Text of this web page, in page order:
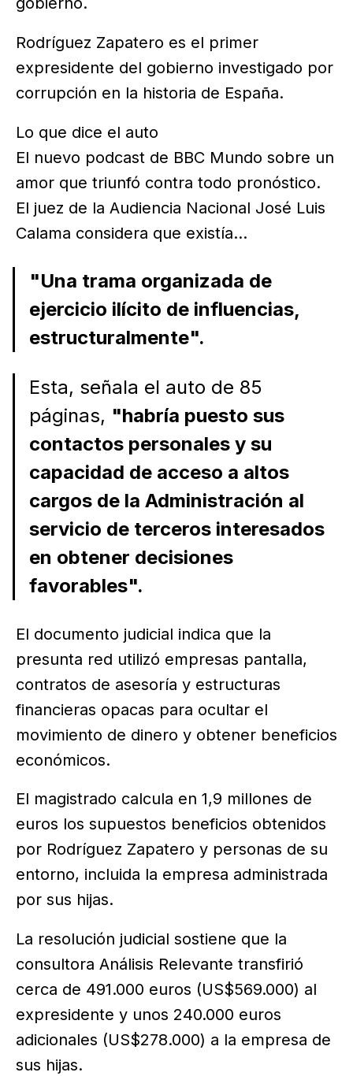
Rodríguez Zapatero es el primer
expresidente del gobierno investigado por
corrupción en la historia de España.
Lo que dice el auto
El nuevo podcast de BBC Mundo sobre un
amor que triunfó contra todo pronóstico.
El juez de la Audiencia Nacional José Luis
Calama considera que existía...
"Una trama organizada de
ejercicio ilícito de influencias,
estructuralmente".
Esta, señala el auto de 85
páginas, "habría puesto sus
contactos personales y su
capacidad de acceso a altos
cargos de la Administración al
servicio de terceros interesados
en obtener decisiones
favorables".
El documento judicial indica que la
presunta red utilizó empresas pantalla,
contratos de asesoría y estructuras
financieras opacas para ocultar el
movimiento de dinero y obtener beneficios
económicos.
El magistrado calcula en 1,9 millones de
euros los supuestos beneficios obtenidos
por Rodríguez Zapatero y personas de su
entorno, incluida la empresa administrada
por sus hijas.
La resolución judicial sostiene que la
consultora Análisis Relevante transfirió
cerca de 491.000 euros (US$569.000) al
expresidente y unos 240.000 euros
adicionales (US$278.000) a la empresa de
sus hijas.